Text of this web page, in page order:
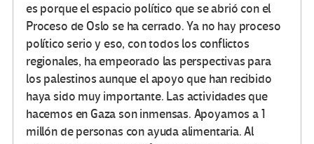
es porque el espacio político que se abrió con el
Proceso de Oslo se ha cerrado. Ya no hay proceso
político serio y eso, con todos los conflictos
regionales, ha empeorado las perspectivas para
los palestinos aunque el apoyo que han recibido
haya sido muy importante. Las actividades que
hacemos en Gaza son inmensas. Apoyamos a 1
millón de personas con ayuda alimentaria. Al